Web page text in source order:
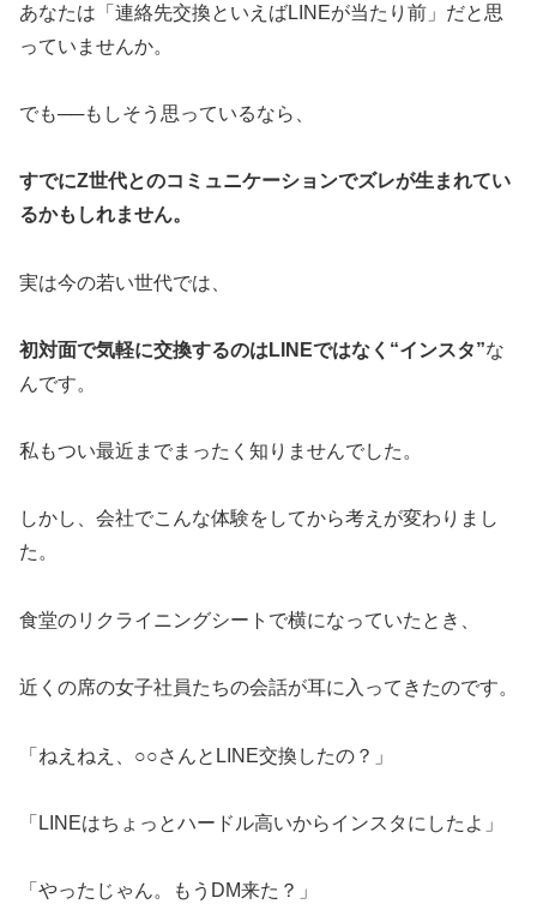
あなたは「連絡先交換といえばLINEが当たり前」だと思
っていませんか。
でも──もしそう思っているなら、
すでにZ世代とのコミュニケーションでズレが生まれてい
るかもしれません。
実は今の若い世代では、
初対面で気軽に交換するのはLINEではなく“インスタ”な
んです。
私もつい最近までまったく知りませんでした。
しかし、会社でこんな体験をしてから考えが変わりまし
た。
食堂のリクライニングシートで横になっていたとき、
近くの席の女子社員たちの会話が耳に入ってきたのです。
「ねえねえ、○○さんとLINE交換したの？」
「LINEはちょっとハードル高いからインスタにしたよ」
「やったじゃん。もうDM来た？」